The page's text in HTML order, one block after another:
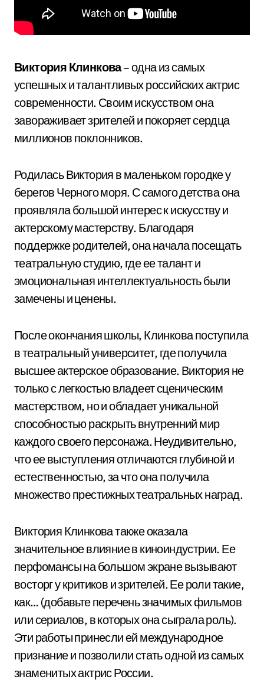
Виктория Клинкова– одна из самых
успешных и талантливых российских актрис
современности. Своим искусством она
завораживает зрителей и покоряет сердца
миллионов поклонников.
Родилась Виктория в маленьком городке у
берегов Черного моря. С самого детства она
проявляла большой интерес к искусству и
актерскому мастерству. Благодаря
поддержке родителей, она начала посещать
театральную студию, где ее талант и
эмоциональная интеллектуальность были
замечены и ценены.
После окончания школы, Клинкова поступила
в театральный университет, где получила
высшее актерское образование. Виктория не
только с легкостью владеет сценическим
мастерством, но и обладает уникальной
способностью раскрыть внутренний мир
каждого своего персонажа. Неудивительно,
что ее выступления отличаются глубиной и
естественностью, за что она получила
множество престижных театральных наград.
Виктория Клинкова также оказала
значительное влияние в киноиндустрии. Ее
перфомансы на большом экране вызывают
восторг у критиков и зрителей. Ее роли такие,
как… (добавьте перечень значимых фильмов
или сериалов, в которых она сыграла роль).
Эти работы принесли ей международное
признание и позволили стать одной из самых
знаменитых актрис России.